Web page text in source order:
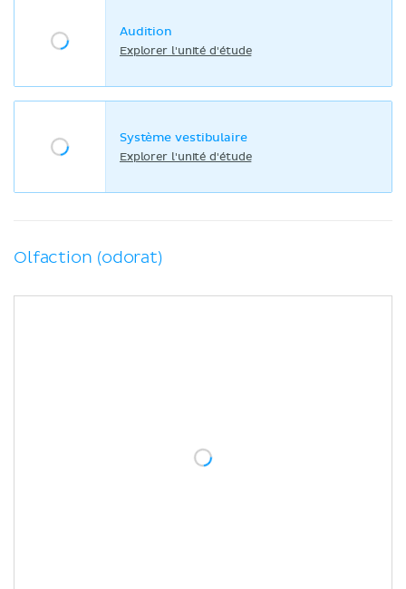
Audition
Explorer l'unité d'étude
Système vestibulaire
Explorer l'unité d'étude
Olfaction (odorat)